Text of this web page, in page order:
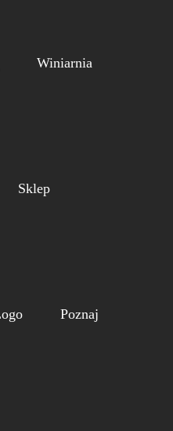
Winiarnia
Sklep
Poznaj